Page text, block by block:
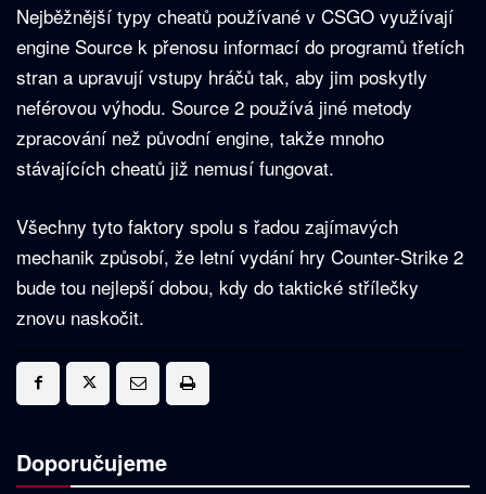
Nejběžnější typy cheatů používané v CSGO využívají
engine Source k přenosu informací do programů třetích
stran a upravují vstupy hráčů tak, aby jim poskytly
neférovou výhodu. Source 2 používá jiné metody
zpracování než původní engine, takže mnoho
stávajících cheatů již nemusí fungovat.
Všechny tyto faktory spolu s řadou zajímavých
mechanik způsobí, že letní vydání hry Counter-Strike 2
bude tou nejlepší dobou, kdy do taktické střílečky
znovu naskočit.
Doporučujeme